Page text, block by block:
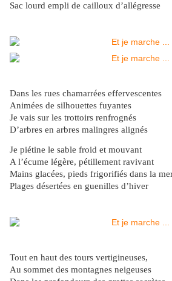
Sac lourd empli de cailloux d’allégresse
Dans les rues chamarrées effervescentes
Animées de silhouettes fuyantes
Je vais sur les trottoirs renfrognés
D’arbres en arbres malingres alignés
Je piétine le sable froid et mouvant
A l’écume légère, pétillement ravivant
Mains glacées, pieds frigorifiés dans la
Plages désertées en guenilles d’hiver
Tout en haut des tours vertigineuses,
Au sommet des montagnes neigeuses